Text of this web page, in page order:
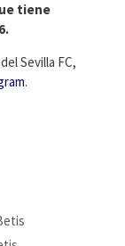
tiene
Sevilla FC,
.